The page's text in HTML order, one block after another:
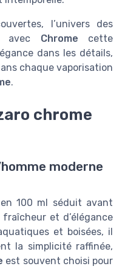
l’univers des
avec Chrome cette
dans les détails,
chaque vaporisation
.
chrome
moderne
en 100 ml séduit avant
et d’élégance
et boisées, il
la simplicité raffinée,
est souvent choisi pour